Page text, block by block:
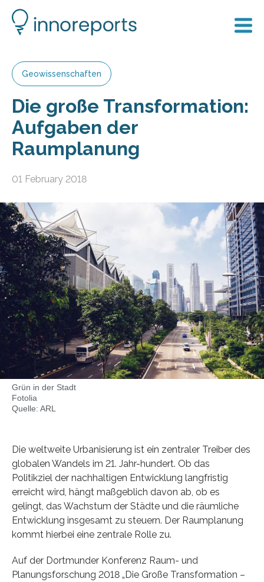
Geowissenschaften
Die große Transformation:
Aufgaben der
Raumplanung
01 February 2018
Grün in der Stadt
Fotolia
Quelle: ARL
Die weltweite Urbanisierung ist ein zentraler Treiber des
globalen Wandels im 21. Jahr-hundert. Ob das
Politikziel der nachhaltigen Entwicklung langfristig
erreicht wird, hängt maßgeblich davon ab, ob es
gelingt, das Wachstum der Städte und die räumliche
Entwicklung insgesamt zu steuern. Der Raumplanung
kommt hierbei eine zentrale Rolle zu.
Auf der Dortmunder Konferenz Raum- und
Planungsforschung 2018 „Die Große Transformation –